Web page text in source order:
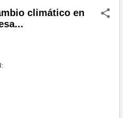
climático en